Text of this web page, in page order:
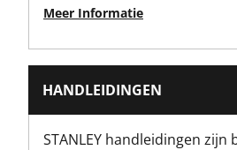
Meer Informatie
HANDLEIDINGEN
STANLEY handleidingen zijn